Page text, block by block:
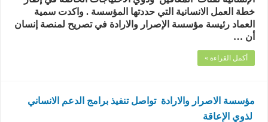
خطة العمل الانسانية التي حددتها المؤسسة . واكدت سمية
العماد رئيسة مؤسسة الإصرار والارادة في تصريح لمنصة إنسان
أن …
أكمل القراءة »
مؤسسة الاصرار والارادة تواصل تنفيذ برامج الدعم الانساني
لذوي الإعاقة